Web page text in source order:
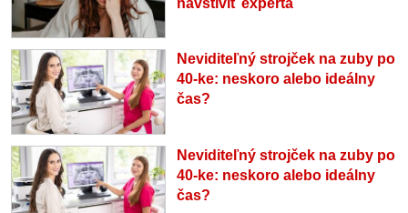
Neviditeľný strojček na zuby po
40-ke: neskoro alebo ideálny
čas?
Neviditeľný strojček na zuby po
40-ke: neskoro alebo ideálny
čas?